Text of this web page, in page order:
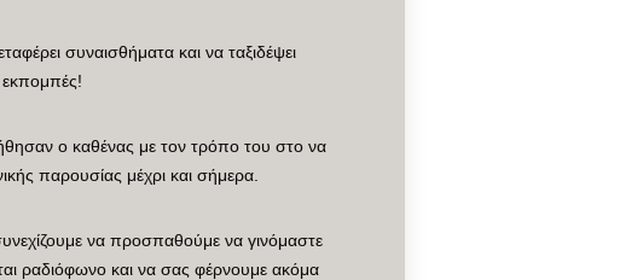
συναισθήματα και να ταξιδέψει
εκπομπές!
ο καθένας με τον τρόπο του στο να
παρουσίας μέχρι και σήμερα.
να προσπαθούμε να γινόμαστε
ραδιόφωνο και να σας φέρνουμε ακόμα